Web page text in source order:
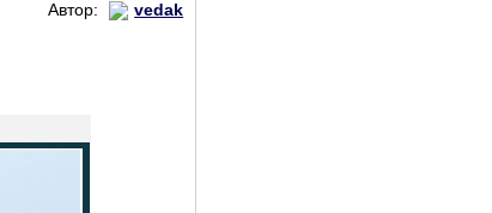
Автор:
vedak